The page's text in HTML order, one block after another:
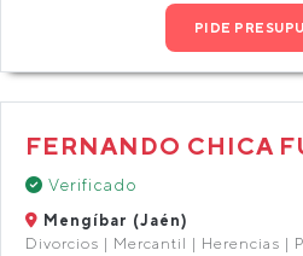
PIDE
FERNANDO CHICA
Verificado
Mengíbar (Jaén)
Divorcios | Mercantil | Herencias |